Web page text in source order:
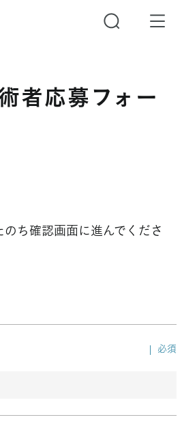
者応募フォー
ち確認画面に進んでくださ
必須